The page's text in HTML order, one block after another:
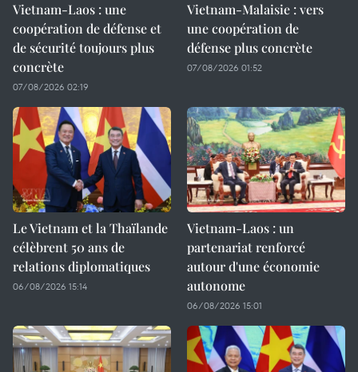
Vietnam-Laos : une
coopération de défense et
de sécurité toujours plus
concrète
07/08/2026 02:19
Vietnam-Malaisie : vers
une coopération de
défense plus concrète
07/08/2026 01:52
Le Vietnam et la Thaïlande
célèbrent 50 ans de
relations diplomatiques
06/08/2026 15:14
Vietnam-Laos : un
partenariat renforcé
autour d'une économie
autonome
06/08/2026 15:01